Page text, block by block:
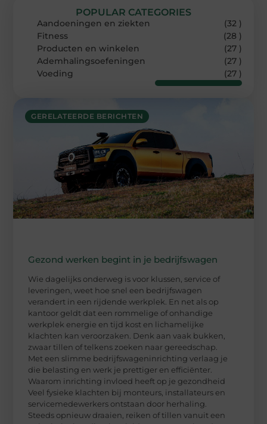
GERELATEERDE BERICHTEN
Gezond werken begint in je bedrijfswagen
Wie dagelijks onderweg is voor klussen, service of
leveringen, weet hoe snel een bedrijfswagen
verandert in een rijdende werkplek. En net als op
kantoor geldt dat een rommelige of onhandige
werkplek energie en tijd kost en lichamelijke
klachten kan veroorzaken. Denk aan vaak bukken,
zwaar tillen of telkens zoeken naar gereedschap.
Met een slimme bedrijfswageninrichting verlaag je
die belasting en werk je prettiger en efficiënter.
Waarom inrichting invloed heeft op je gezondheid
Veel fysieke klachten bij monteurs, installateurs en
servicemedewerkers ontstaan door herhaling.
Steeds opnieuw draaien, reiken of tillen vanuit een
POPULAR CATEGORIES
Aandoeningen en ziekten
(32 )
Fitness
(28 )
Producten en winkelen
(27 )
Ademhalingsoefeningen
(27 )
Voeding
(27 )